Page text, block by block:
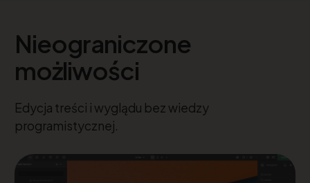
Nieograniczone
możliwości
Edycja treści i wyglądu bez wiedzy
programistycznej.